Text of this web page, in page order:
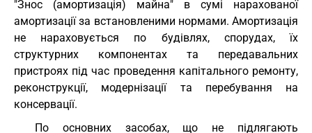
"Знос (амортизація) майна" в сумі нарахованої
амортизації за встановленими нормами. Амортизація
не нараховується по будівлях, спорудах, їх
структурних компонентах та передавальних
пристроях під час проведення капітального ремонту,
реконструкції, модернізації та перебування на
консервації.
По основних засобах, що не підлягають